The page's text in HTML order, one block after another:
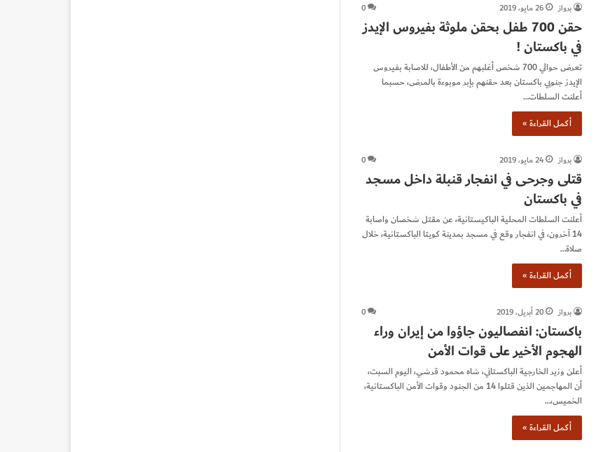
برواز 26 مايو، 2019 0
حقن 700 طفل بحقن ملوثة بفيروس الإيدز
في باكستان !
تعرض حوالي 700 شخص أغلبهم من الأطفال، للاصابة بفيروس
الإيدز جنوبي باكستان بعد حقنهم بإبر موبوءة بالمرض، حسبما
أعلنت السلطات…
أكمل القراءة »
برواز 24 مايو، 2019 0
قتلى وجرحى في انفجار قنبلة داخل مسجد
في باكستان
أعلنت السلطات المحلية الباكيستانية، عن مقتل شخصان واصابة
14 آخرون، في انفجار وقع في مسجد بمدينة كويتا الباكستانية، خلال
صلاة…
أكمل القراءة »
برواز 20 أبريل، 2019 0
باكستان: انفصاليون جاؤوا من إيران وراء
الهجوم الأخير على قوات الأمن
أعلن وزير الخارجية الباكستاني، شاه محمود قرشي، اليوم السبت،
أن المهاجمين الذين قتلوا 14 من الجنود وقوات الأمن الباكستانية،
الخميس،…
أكمل القراءة »